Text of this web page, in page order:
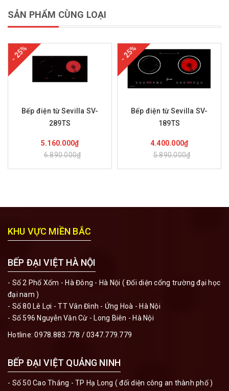
SẢN PHẨM CÙNG LOẠI
- 25%
Bếp điện từ Sevilla SV-
289TS
5.160.000₫
6.890.000₫
- 25%
Bếp điện từ Sevilla SV-
189TS
4.400.000₫
5.890.000₫
KHU VỰC MIỀN BẮC
BẾP ĐẠI VIỆT HÀ NỘI
- Số 2 Phố Xốm - Hà Đông - Hà Nội ( Đối diện cổng trường đại học
đại nam )
- Số 80 Lê Lợi - TT Vân Đình - Ứng Hoà - Hà Nội
- Số 596 Nguyễn Văn Cừ - Long Biên - Hà Nội
Hotline:0978.883.778 /0347.779.779
BẾP ĐẠI VIỆT QUẢNG NINH
- Số 50 Cao Thắng - TP Hạ Long ( đối diện công an thành phố )